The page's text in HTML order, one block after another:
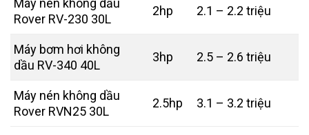
Máy nén không dầu
Rover RV-230 30L
2hp 2.1 – 2.2 triệu
Máy bơm hơi không
dầu RV-340 40L
3hp 2.5 – 2.6 triệu
Máy nén không dầu
Rover RVN25 30L
2.5hp 3.1 – 3.2 triệu